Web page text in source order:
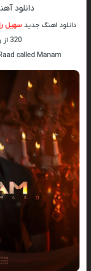
دانلود
دانلود اهنگ جدید سهیل
320 از رسانه ی
called Manam